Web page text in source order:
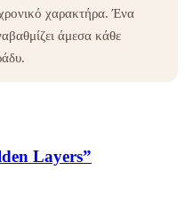
χαρακτήρα. Ένα
άμεσα κάθε
Layers”